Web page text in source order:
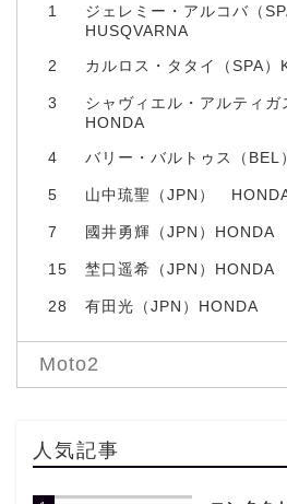
1
ジェレミー・アルコバ（
HUSQVARNA
2 カルロス・タタイ（SPA）
3
シャヴィエル・アルティガ
HONDA
4 バリー・バルトゥス（BEL
5 山中琉聖（JPN）
7 國井勇輝（JPN）HONDA
15 埜口遥希（JPN）HONDA
28 有田光（JPN）HONDA
Moto2
人気記事